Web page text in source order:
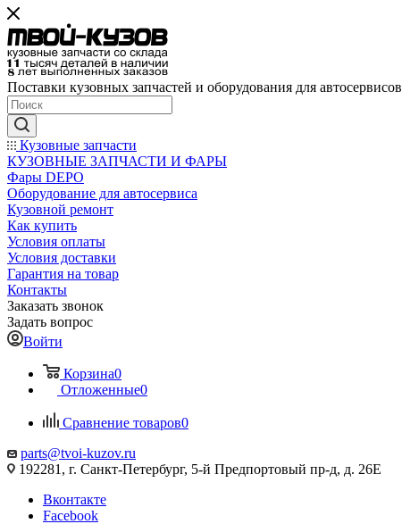
Поставки кузовных запчастей и оборудования для автосервисов
Кузовные запчасти
КУЗОВНЫЕ ЗАПЧАСТИ И ФАРЫ
Фары DEPO
Оборудование для автосервиса
Кузовной ремонт
Как купить
Условия оплаты
Условия доставки
Гарантия на товар
Контакты
Заказать звонок
Задать вопрос
Войти
Корзина0
Отложенные0
Сравнение товаров0
parts@tvoi-kuzov.ru
192281, г. Санкт-Петербург, 5-й Предпортовый пр-д, д. 26Е
Вконтакте
Facebook